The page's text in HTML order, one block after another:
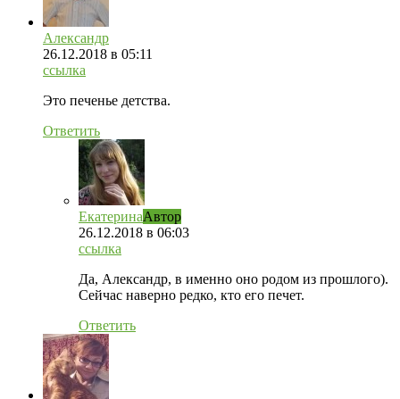
Александр
26.12.2018 в 05:11
ссылка
Это печенье детства.
Ответить
ЕкатеринаАвтор
26.12.2018 в 06:03
ссылка
Да, Александр, в именно оно родом из прошлого).
Сейчас наверно редко, кто его печет.
Ответить